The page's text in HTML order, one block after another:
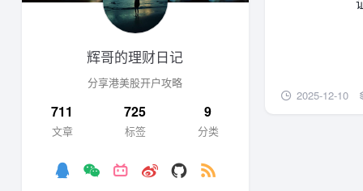
2025-12-10
辉哥的理财日记
分享港美股开户攻略
711
文章
725
标签
9
分类